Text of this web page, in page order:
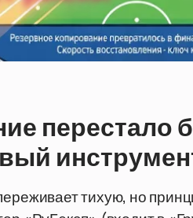
перестало
тихую, но